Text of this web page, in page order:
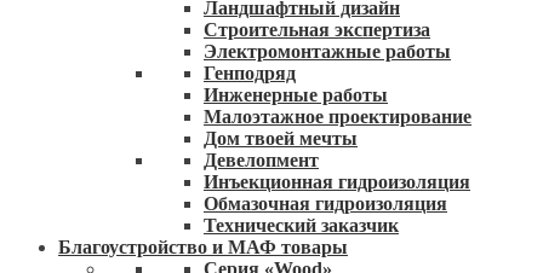
Ландшафтный дизайн
Строительная экспертиза
Электромонтажные работы
Генподряд
Инженерные работы
Малоэтажное проектирование
Дом твоей мечты
Девелопмент
Инъекционная гидроизоляция
Обмазочная гидроизоляция
Технический заказчик
Благоустройство и МАФ товары
Серия «Wood»